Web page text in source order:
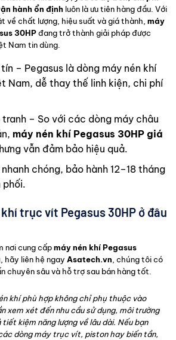
hành ổn định luôn là ưu tiên hàng đầu. Với
về chất lượng, hiệu suất và giá thành, máy
30HPđang trở thành giải pháp được
Nam tin dùng.
– Pegasus là dòng máy nén khí
Nam, dễ thay thế linh kiện, chi phí
– So với các dòng máy châu
máy nén khí Pegasus 30HP giá
vẫn đảm bảo hiệu quả.
chóng, bảo hành 12–18 tháng
phối.
trục vít Pegasus 30HP ở đâu
nơi cung cấpmáy nén khí Pegasus
, hãy liên hệ ngay Asatech.vn , chúng tôi có
chuyên sâu và hỗ trợ sau bán hàng tốt.
khí phù hợp không chỉ phụ thuộc vào
xem xét đến nhu cầu sử dụng, môi trường
tiết kiệm năng lượng về lâu dài. Nếu bạn
dòng máy trục vít, piston hay biến tần,